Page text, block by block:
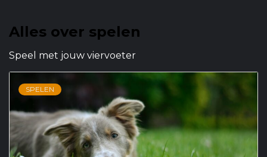
Alles over spelen
Speel met jouw viervoeter
SPELEN